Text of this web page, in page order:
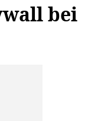
bei